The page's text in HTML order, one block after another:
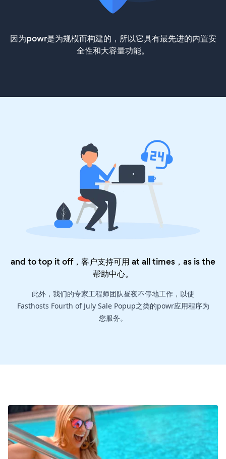
因为powr是为规模而构建的，所以它具有最先进的内置安
全性和大容量功能。
and to top it off，客户支持可用 at all times，as is the
帮助中心。
此外，我们的专家工程师团队昼夜不停地工作，以使
Fasthosts Fourth of July Sale Popup之类的powr应用程序为
您服务。